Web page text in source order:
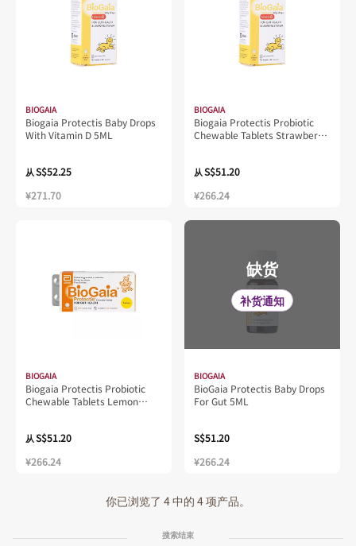
BIOGAIA
Biogaia Protectis Baby Drops
With Vitamin D 5ML
从S$52.25
¥271.70
BIOGAIA
Biogaia Protectis Probiotic
Chewable Tablets Strawberry
从S$51.20
¥266.24
BIOGAIA
Biogaia Protectis Probiotic
Chewable Tablets Lemon
从S$51.20
¥266.24
缺货
补货通知
BIOGAIA
BioGaia Protectis Baby Drops
For Gut 5ML
S$51.20
¥266.24
你已浏览了 4 中的 4 项产品。
搜索结束